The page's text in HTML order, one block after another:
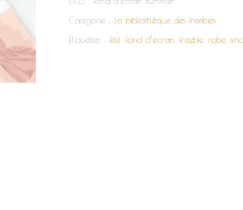
Catégorie : La bibliothèque des freebies
Étiquettes : été fond d’écran freebie, robe,